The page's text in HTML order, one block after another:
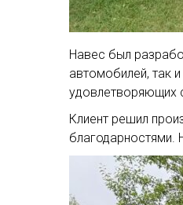
Навес был
автомобилей, так
удовлетворяющих
Клиент решил
благодарностями.